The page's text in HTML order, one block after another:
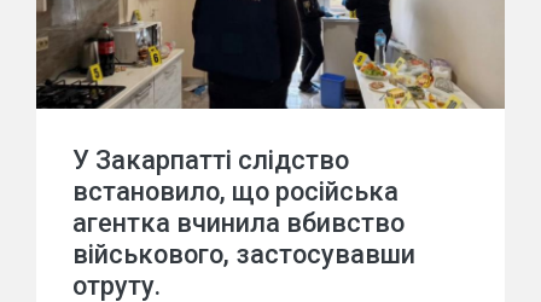
У Закарпатті слідство
встановило, що російська
агентка вчинила вбивство
військового, застосувавши
отруту.